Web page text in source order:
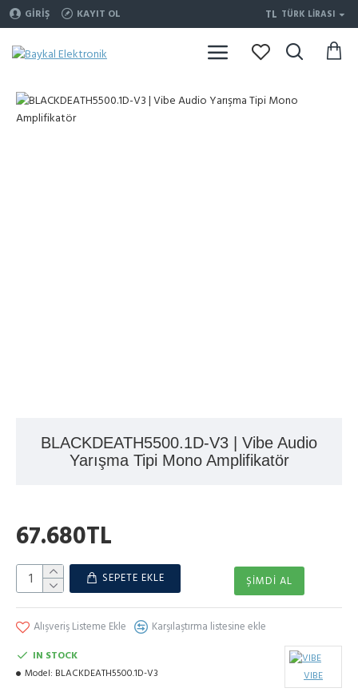
GIRIŞ KAYIT OL TL TÜRK LIRASI
BLACKDEATH5500.1D-V3 | Vibe Audio
Yarışma Tipi Mono Amplifikatör
IN STOCK
Model: BLACKDEATH5500.1D-V3 VIBE
67.680TL
SEPETE EKLE ŞIMDI AL
Alışveriş Listeme Ekle Karşılaştırma listesine ekle